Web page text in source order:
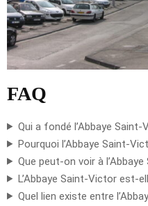
FAQ
Qui a fondé l’Abbaye Saint-
Pourquoi l’Abbaye Saint-
Que peut-on voir à
L’Abbaye Saint-Victor est-
Quel lien existe entre